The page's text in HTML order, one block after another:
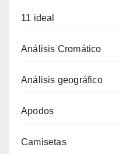
11 ideal
Análisis Cromático
Análisis geográfico
Apodos
Camisetas